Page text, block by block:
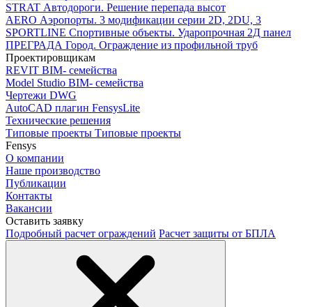
STRAT Автодороги. Решение перепада высот
AERO Аэропорты. 3 модификации серии 2D, 2DU, 3
SPORTLINE Спортивные объекты. Ударопрочная 2Д панел
ПРЕГРАДА Город. Ограждение из профильной труб
Проектировщикам
REVIT BIM- семейства
Model Studio BIM- семейства
Чертежи DWG
AutoCAD плагин FensysLite
Технические решения
Типовые проекты Типовые проекты
Fensys
О компании
Наше производство
Публикации
Контакты
Вакансии
Оставить заявку
Подробный расчет ограждений Расчет защиты от БПЛА